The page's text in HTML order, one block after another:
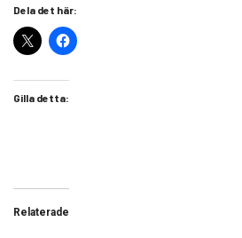
Dela det här:
Gilla detta:
Relaterade